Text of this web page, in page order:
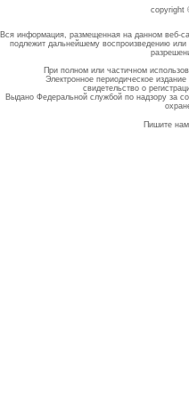
copyright
Вся информация, размещенная на данном веб-
подлежит дальнейшему воспроизведению
При полном или частичном
Электронное периодическое
свидетельство о
Выдано Федеральной службой по надзору за
Пишите